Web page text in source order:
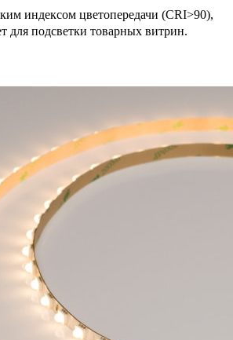
индексом цветопередачи (CRI>90),
для подсветки товарных витрин.